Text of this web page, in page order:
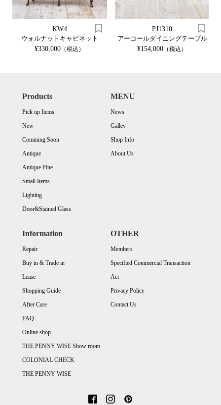
KW4
ウォルナットキャビネット
¥330,000 （税込）
PJ1310
アーコールダイニングテーブル
¥154,000 （税込）
Products
Pick up Items
New
Comming Soon
Antique
Antique Pine
Small Items
Lighting
Door&Stained Glass
MENU
News
Galley
Shop Info
About Us
Information
Repair
Buy in & Trade in
Lease
Shopping Guide
After Care
FAQ
Online shop
THE PENNY WISE Show room
COLONIAL CHECK
THE PENNY WISE
OTHER
Members
Specified Commercial Transaction
Act
Privacy Policy
Contact Us